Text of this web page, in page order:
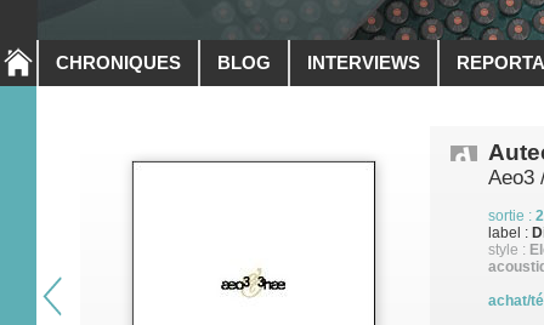
CHRONIQUES BLOG INTERVIEWS
Aeo3
sortie :
label :
style :
achat/